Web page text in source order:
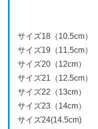
サイズ18（10.5cm
サイズ19（11.5cm
サイズ20（12cm）
サイズ21（12.5cm
サイズ22（13cm）
サイズ23（14cm）
サイズ24(14.5cm)